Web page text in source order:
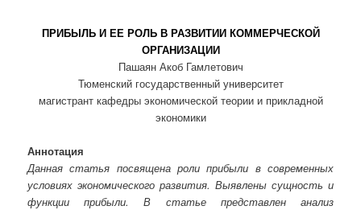
ПРИБЫЛЬ И ЕЕ РОЛЬ В РАЗВИТИИ КОММЕРЧЕСКОЙ
ОРГАНИЗАЦИИ
Пашаян Акоб Гамлетович
Тюменский государственный университет
магистрант кафедры экономической теории и прикладной
экономики
Аннотация
Данная статья посвящена роли прибыли в современных
условиях экономического развития. Выявлены сущность и
функции прибыли. В статье представлен анализ